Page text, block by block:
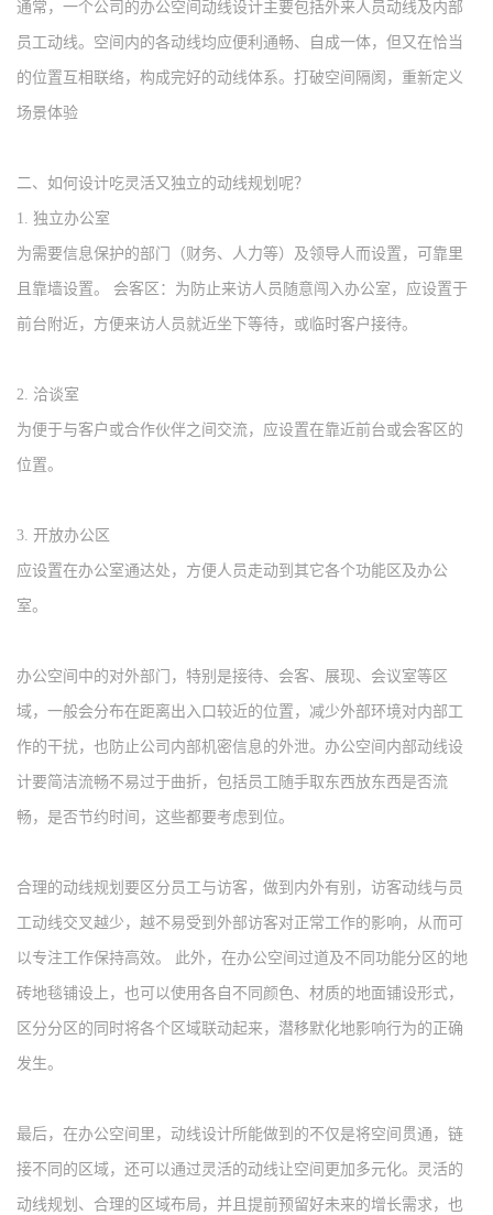
通常，一个公司的办公空间动线设计主要包括外来人员动线及内部
员工动线。空间内的各动线均应便利通畅、自成一体，但又在恰当
的位置互相联络，构成完好的动线体系。打破空间隔阂，重新定义
场景体验
二、 如何设计吃灵活又独立的动线规划 呢？
1. 独立办公室
为需要信息保护的部门（财务、人力等）及领导人而设置，可靠里
且靠墙设置。 会客区：为防止来访人员随意闯入办公室，应设置于
前台附近，方便来访人员就近坐下等待，或临时客户接待。
2. 洽谈室
为便于与客户或合作伙伴之间交流，应设置在靠近前台或会客区的
位置。
3. 开放办公区
应设置在办公室通达处，方便人员走动到其它各个功能区及办公
室。
办公空间中的对外部门，特别是接待、会客、展现、会议室等区
域，一般会分布在距离出入口较近的位置，减少外部环境对内部工
作的干扰，也防止公司内部机密信息的外泄。办公空间内部动线设
计要简洁流畅不易过于曲折，包括员工随手取东西放东西是否流
畅，是否节约时间，这些都要考虑到位。
合理的动线规划要区分员工与访客，做到内外有别，访客动线与员
工动线交叉越少，越不易受到外部访客对正常工作的影响，从而可
以专注工作保持高效。 此外，在办公空间过道及不同功能分区的地
砖地毯铺设上，也可以使用各自不同颜色、材质的地面铺设形式，
区分分区的同时将各个区域联动起来，潜移默化地影响行为的正确
发生。
最后， 在办公空间里，动线设计所能做到的不仅是将空间贯通，链
接不同的区域，还可以通过灵活的动线让空间更加多元化。灵活的
动线规划、合理的区域布局，并且提前预留好未来的增长需求，也